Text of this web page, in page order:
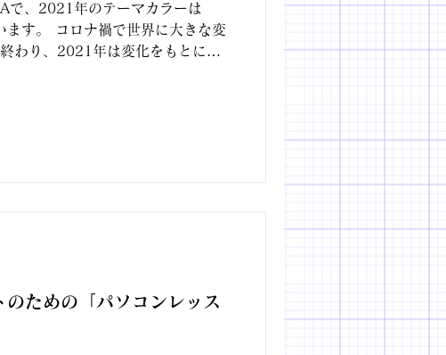
で、2021年のテーマカラーは
ます。 コロナ禍で世界に大きな変
わり、2021年は変化をもとにゼ
のための「パソコンレッス